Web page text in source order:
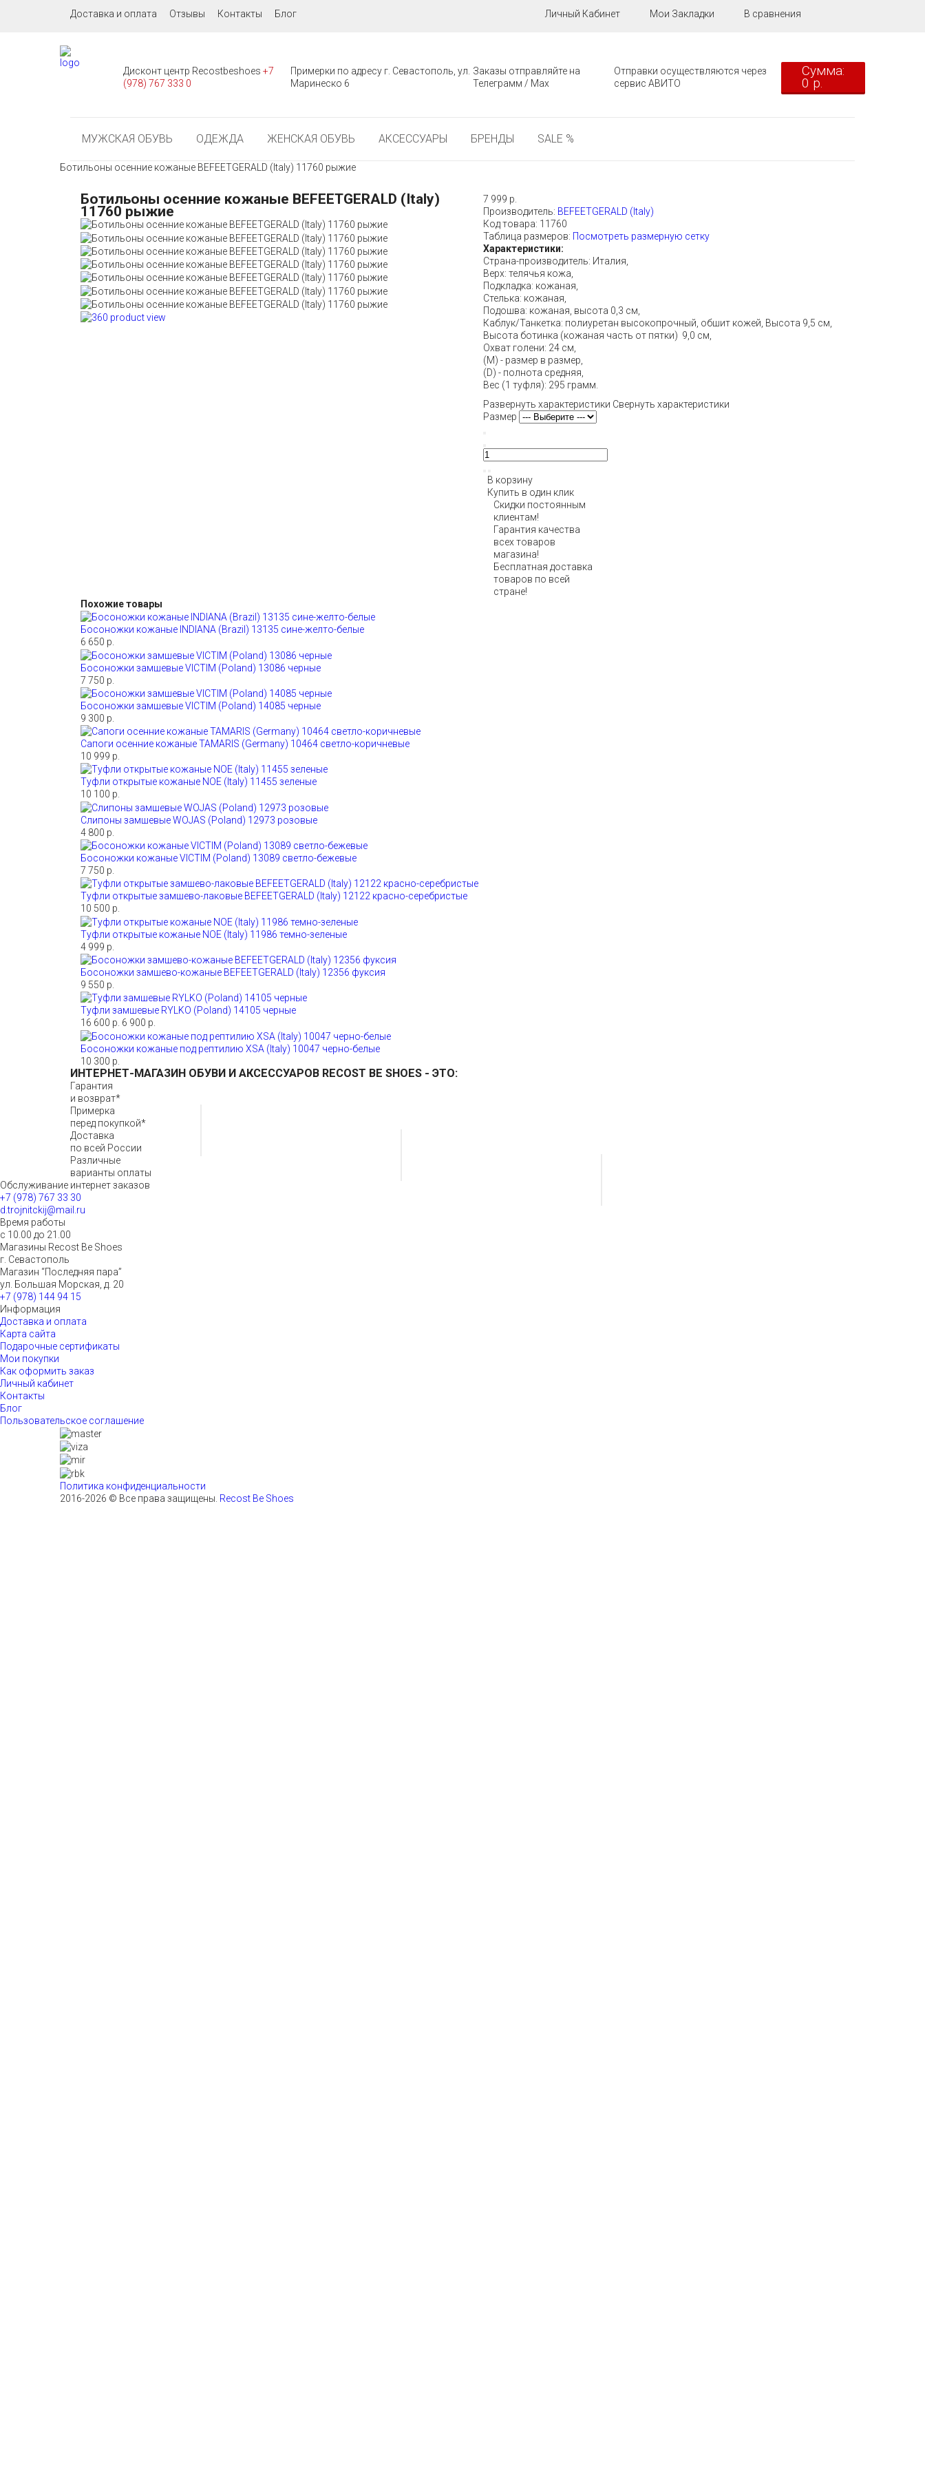
Доставка и оплата Отзывы Контакты Блог Личный Кабинет Мои Закладки В сравнения
Дисконт центр Recostbeshoes+7
(978) 767 333 0
Примерки по адресу г. Севастополь, ул.
Маринеско 6
Заказы отправляйте на
Телеграмм / Мах
Отправки осуществляются через
сервис АВИТО
Сумма:
0 р.
МУЖСКАЯ ОБУВЬ ОДЕЖДА ЖЕНСКАЯ ОБУВЬ АКСЕССУАРЫ БРЕНДЫ SALE %
Ботильоны осенние кожаные BEFEETGERALD (Italy) 11760 рыжие
Ботильоны осенние кожаные BEFEETGERALD (Italy)
11760 рыжие
7 999 р.
Производитель: BEFEETGERALD (Italy)
Код товара: 11760
Таблица размеров: Посмотреть размерную сетку
Характеристики:
Страна-производитель: Италия,
Верх: телячья кожа,
Подкладка: кожаная,
Стелька: кожаная,
Подошва: кожаная, высота 0,3 см,
Каблук/Танкетка: полиуретан высокопрочный, обшит кожей, Высота 9,5 см,
Высота ботинка (кожаная часть от пятки) 9,0 см,
Охват голени: 24 см,
(М) - размер в размер,
(D) - полнота средняя,
Вес (1 туфля): 295 грамм.
Развернуть характеристики Свернуть характеристики
Размер
В корзину
Купить в один клик
Скидки постоянным
клиентам!
Гарантия качества
всех товаров
магазина!
Бесплатная доставка
товаров по всей
стране!
Похожие товары
Босоножки кожаные INDIANA (Brazil) 13135 сине-желто-белые
6 650 р.
Босоножки замшевые VICTIM (Poland) 13086 черные
7 750 р.
Босоножки замшевые VICTIM (Poland) 14085 черные
9 300 р.
Сапоги осенние кожаные TAMARIS (Germany) 10464 светло-коричневые
10 999 р.
Туфли открытые кожаные NOE (Italy) 11455 зеленые
10 100 р.
Слипоны замшевые WOJAS (Poland) 12973 розовые
4 800 р.
Босоножки кожаные VICTIM (Poland) 13089 светло-бежевые
7 750 р.
Туфли открытые замшево-лаковые BEFEETGERALD (Italy) 12122 красно-серебристые
10 500 р.
Туфли открытые кожаные NOE (Italy) 11986 темно-зеленые
4 999 р.
Босоножки замшево-кожаные BEFEETGERALD (Italy) 12356 фуксия
9 550 р.
Туфли замшевые RYLKO (Poland) 14105 черные
16 600 р. 6 900 р.
Босоножки кожаные под рептилию XSA (Italy) 10047 черно-белые
10 300 р.
ИНТЕРНЕТ-МАГАЗИН ОБУВИ И АКСЕССУАРОВ RECOST BE SHOES - ЭТО:
Гарантия
и возврат*
Примерка
перед покупкой*
Доставка
по всей России
Различные
варианты оплаты
Обслуживание интернет заказов
+7 (978) 767 33 30
d.trojnitckij@mail.ru
Время работы
с 10.00 до 21.00
Магазины Recost Be Shoes
г. Севастополь
Магазин “Последняя пара”
ул. Большая Морская, д. 20
+7 (978) 144 94 15
Информация
Доставка и оплата
Карта сайта
Подарочные сертификаты
Мои покупки
Как оформить заказ
Личный кабинет
Контакты
Блог
Пользовательское соглашение
Политика конфиденциальности
2016-2026 © Все права защищены. Recost Be Shoes